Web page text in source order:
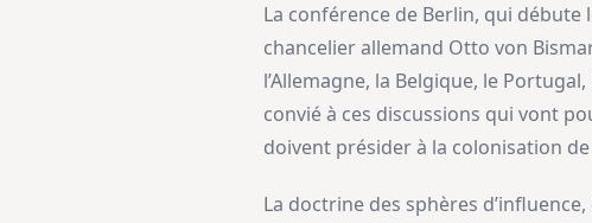
La conférence de Berlin, qui
chancelier allemand Otto von
l’Allemagne, la Belgique, le
convié à ces discussions qui vont
doivent présider à la colonisation
La doctrine des sphères